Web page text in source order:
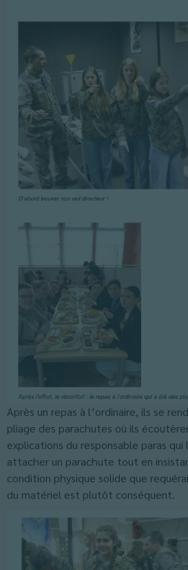
Après un repas à l’ordinaire, ils se
pliage des parachutes où ils
explications du responsable paras
attacher un parachute tout en
condition physique solide que
du matériel est plutôt conséquent.